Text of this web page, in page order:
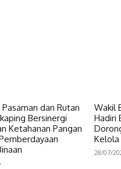
dan Rutan
Bersinergi
Ketahanan Pangan
Wakil
Hadiri
Kelola
28/07/